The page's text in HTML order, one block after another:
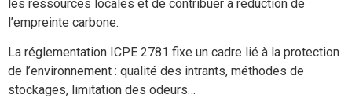
les ressources locales et de contribuer à réduction de
l’empreinte carbone.
La réglementation ICPE 2781 fixe un cadre lié à la protection
de l’environnement : qualité des intrants, méthodes de
stockages, limitation des odeurs…